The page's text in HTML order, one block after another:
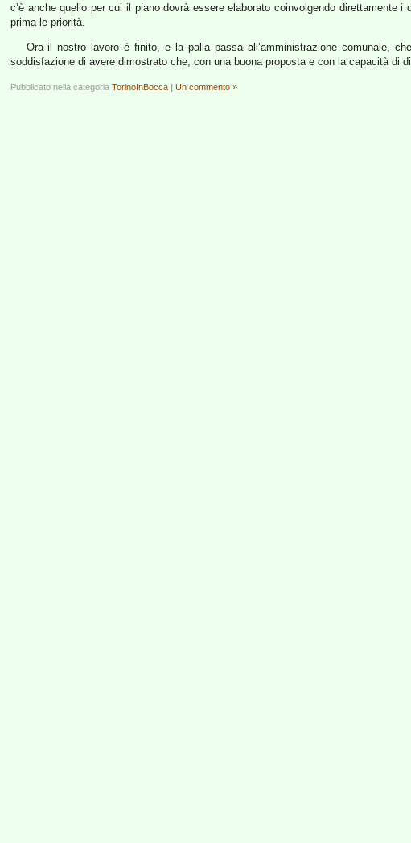
c’è anche quello per cui il piano dovrà essere elaborato coinvolgendo
prima le priorità.
Ora il nostro lavoro è finito, e la palla passa all’amministrazione comunale,
soddisfazione di avere dimostrato che, con una buona proposta e con la capacità di
Pubblicato nella categoria TorinoInBocca | Un commento »